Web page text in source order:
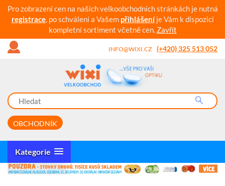
Pro zobrazení cen na našich velkoobchodních stránkách je nutná
registrace, po schválení a Vašem přihlášeníje Vám k dispozici
kompletní sortiment včetně cen. Zavřít
INFO@WIXI.CZ (+420) 325 513 052
OBCHODNÍK
Kategorie